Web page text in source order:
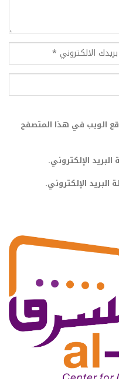
الويب في هذا المتصفح
الإلكتروني.
الإلكتروني.